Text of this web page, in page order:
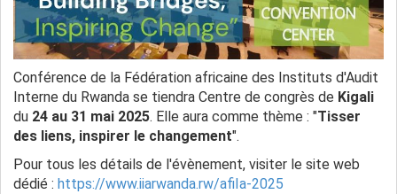
Conférence de la Fédération africaine des Instituts d'Audit
Interne du Rwanda se tiendra Centre de congrès de Kigali
du 24 au 31 mai 2025. Elle aura comme thème : "Tisser
des liens, inspirer le changement".
Pour tous les détails de l'évènement, visiter le site web
dédié : https://www.iiarwanda.rw/afiIa-2025